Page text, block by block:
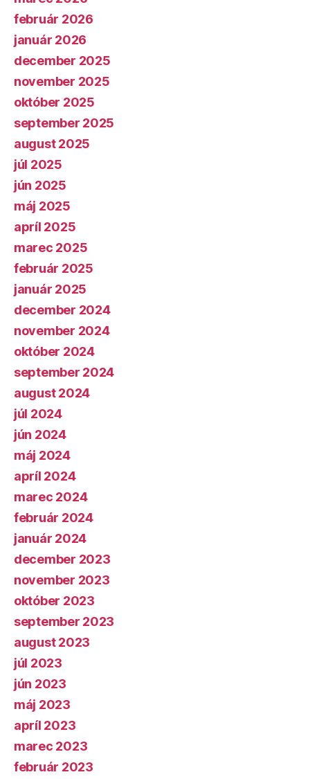
február 2026
január 2026
december 2025
november 2025
október 2025
september 2025
august 2025
júl 2025
jún 2025
máj 2025
apríl 2025
marec 2025
február 2025
január 2025
december 2024
november 2024
október 2024
september 2024
august 2024
júl 2024
jún 2024
máj 2024
apríl 2024
marec 2024
február 2024
január 2024
december 2023
november 2023
október 2023
september 2023
august 2023
júl 2023
jún 2023
máj 2023
apríl 2023
marec 2023
február 2023